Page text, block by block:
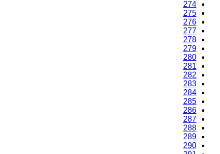
274
275
276
277
278
279
280
281
282
283
284
285
286
287
288
289
290